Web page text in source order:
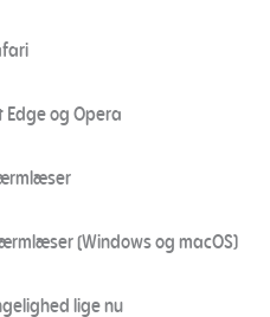
Edge og Opera
(Windows og macOS)
lige nu